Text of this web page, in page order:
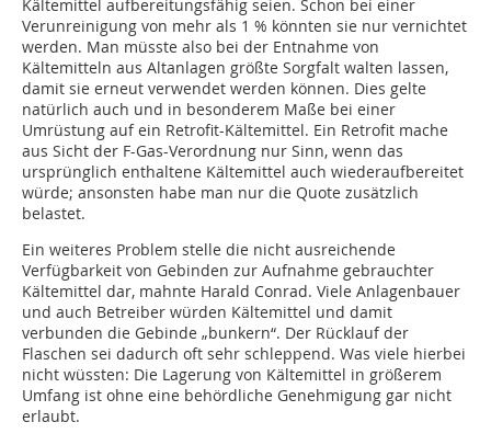
Kältemittel aufbereitungsfähig seien. Schon bei einer
Verunreinigung von mehr als 1 % könnten sie nur vernichtet
werden. Man müsste also bei der Entnahme von
Kältemitteln aus Altanlagen größte Sorgfalt walten lassen,
damit sie erneut verwendet werden können. Dies gelte
natürlich auch und in besonderem Maße bei einer
Umrüstung auf ein Retrofit-Kältemittel. Ein Retrofit mache
aus Sicht der F-Gas-Verordnung nur Sinn, wenn das
ursprünglich enthaltene Kältemittel auch wiederaufbereitet
würde; ansonsten habe man nur die Quote zusätzlich
belastet.
Ein weiteres Problem stelle die nicht ausreichende
Verfügbarkeit von Gebinden zur Aufnahme gebrauchter
Kältemittel dar, mahnte Harald Conrad. Viele Anlagenbauer
und auch Betreiber würden Kältemittel und damit
verbunden die Gebinde „bunkern“. Der Rücklauf der
Flaschen sei dadurch oft sehr schleppend. Was viele hierbei
nicht wüssten: Die Lagerung von Kältemittel in größerem
Umfang ist ohne eine behördliche Genehmigung gar nicht
erlaubt.